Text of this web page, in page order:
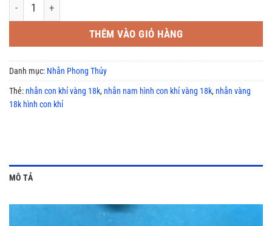
4.200.000₫.là:
3.900.000₫.
THÊM VÀO GIỎ HÀNG
Danh mục: Nhẫn Phong Thủy
Thẻ: nhẫn con khỉ vàng 18k, nhẫn nam hình con khỉ vàng 18k, nhẫn vàng
18k hình con khỉ
MÔ TẢ